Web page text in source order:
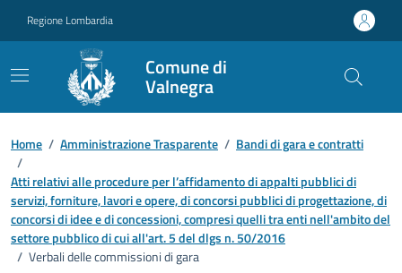
Regione Lombardia
Comune di
Valnegra
Home / Amministrazione Trasparente / Bandi di gara e contratti
/
Atti relativi alle procedure per l’affidamento di appalti pubblici di
servizi, forniture, lavori e opere, di concorsi pubblici di progettazione, di
concorsi di idee e di concessioni, compresi quelli tra enti nell'ambito del
settore pubblico di cui all'art. 5 del dlgs n. 50/2016
/ Verbali delle commissioni di gara